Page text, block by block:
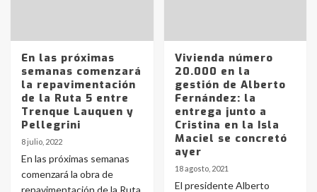
En las próximas
semanas comenzará
la repavimentación
de la Ruta 5 entre
Trenque Lauquen y
Pellegrini
8 julio, 2022
En las próximas semanas
comenzará la obra de
repavimentación de la Ruta
Vivienda número
20.000 en la
gestión de Alberto
Fernández: la
entrega junto a
Cristina en la Isla
Maciel se concretó
ayer
18 agosto, 2021
El presidente Alberto